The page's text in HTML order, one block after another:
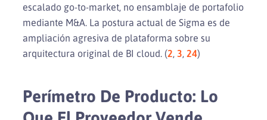
escalado go-to-market, no ensamblaje de portafolio
mediante M&A. La postura actual de Sigma es de
ampliación agresiva de plataforma sobre su
arquitectura original de BI cloud. (2, 3, 24)
Perímetro De Producto: Lo